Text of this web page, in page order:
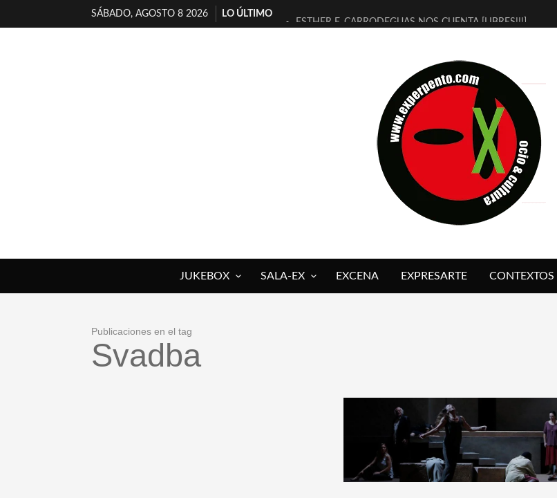
SÁBADO, AGOSTO 8 2026
LO ÚLTIMO
ESTHER F. CARRODEGUAS NOS CUENTA [LIBRES!!!]
[ELECTRA JONDA] DE JUAN GUERRERO ZAMORA
TIMBRE 4, LA ESCUELA DEL DIRECTOR TEATRAL CLAUDIO
30 AÑOS (NO ES NADA) DE LA KATARSIS DEL TOMATAZO
MILITARES JUDÍAS EN #EXVITA
D’BALDOMEROS REINVENTAN [BITÁCORA 3.0] EN EXVITA
MARSHALL FLASH PRESENTA EN EXVITA [RELATIVA
JOFRE BARDAGÍ EN EXVITA INTERPRETANDO A SERRAT
JUKEBOX SALA-EX EXCENA EXPRESARTE CONTEXTOS
Publicaciones en el tag
Svadba